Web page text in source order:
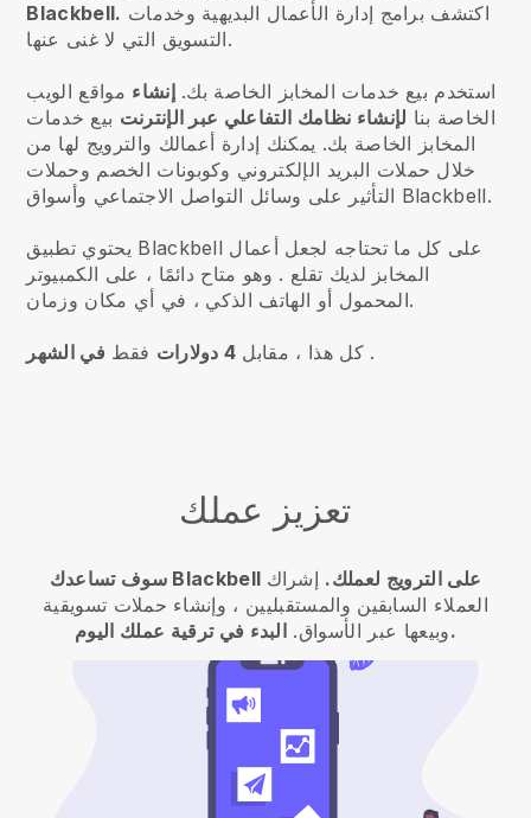
Blackbell.
التسويق التي لا غنى عنها.
استخدم بيع خدمات المخابز الخاصة بك. إنشاء مواقع الويب
الخاصة بنا لإنشاء نظامك التفاعلي عبر الإنترنت بيع خدمات
المخابز الخاصة بك. يمكنك إدارة أعمالك والترويج لها من
خلال حملات البريد الإلكتروني وكوبونات الخصم وحملات
التأثير على وسائل التواصل الاجتماعي وأسواق Blackbell.
يحتوي تطبيق Blackbell على كل ما تحتاجه لجعل أعمال
المخابز لديك تقلع . وهو متاح دائمًا ، على الكمبيوتر
المحمول أو الهاتف الذكي ، في أي مكان وزمان.
كل هذا ، مقابل 4 دولارات فقط في الشهر .
تعزيز عملك
سوف تساعدك Blackbell على الترويج لعملك. إشراك
العملاء السابقين والمستقبليين ، وإنشاء حملات تسويقية
وبيعها عبر الأسواق.البدء في ترقية عملك اليوم.